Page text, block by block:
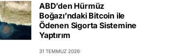
ABD’den Hürmüz
Boğazı’ndaki Bitcoin ile
Ödenen Sigorta Sistemine
Yaptırım
31 TEMMUZ 2026